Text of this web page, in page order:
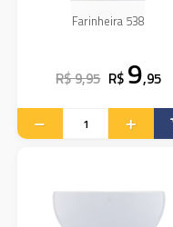
Farinheira 538
R$ 9,95 R$ 9,95